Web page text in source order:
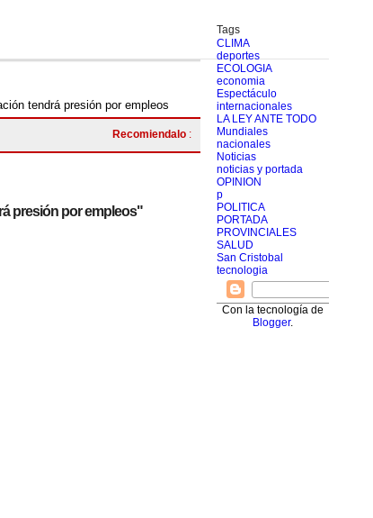
tendrá presión por empleos
Recomiendalo :
presión por empleos"
Tags
CLIMA
deportes
ECOLOGIA
economia
Espectáculo
internacionales
LA LEY ANTE TODO
Mundiales
nacionales
Noticias
noticias y portada
OPINION
p
POLITICA
PORTADA
PROVINCIALES
SALUD
San Cristobal
tecnologia
Con la tecnología de
Blogger.